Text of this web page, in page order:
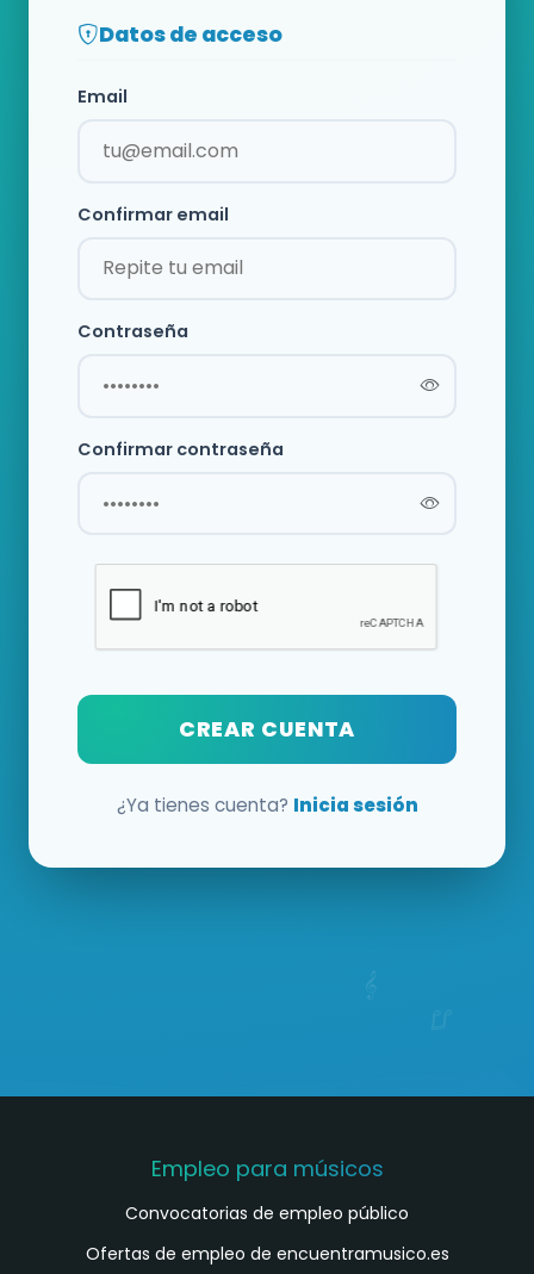
Datos de acceso
Email
Confirmar email
Contraseña
Confirmar contraseña
CREAR CUENTA
¿Ya tienes cuenta? Inicia sesión
Empleo para músicos
Convocatorias de empleo público
Ofertas de empleo de encuentramusico.es